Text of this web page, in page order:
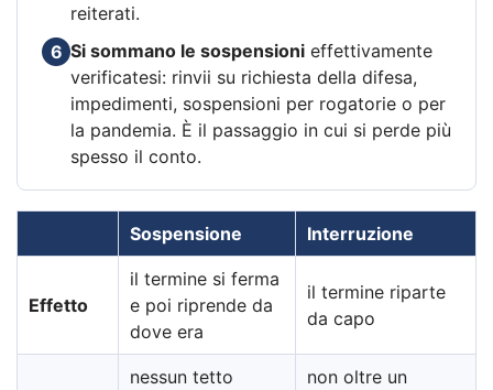
reiterati.
6 Si sommano le sospensioni effettivamente
verificatesi: rinvii su richiesta della difesa,
impedimenti, sospensioni per rogatorie o per
la pandemia. È il passaggio in cui si perde più
spesso il conto.
Sospensione Interruzione
Effetto
il termine si ferma
e poi riprende da
dove era
il termine riparte
da capo
nessun tetto
non oltre un